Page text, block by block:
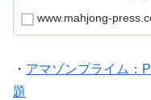
www.mahjong-
・ アマゾンプライム
題